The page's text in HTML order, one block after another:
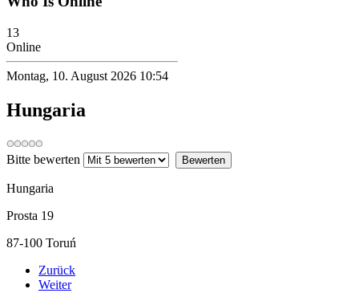
13
Online
Montag, 10. August 2026 10:54
Hungaria
Bitte bewerten
Hungaria
Prosta 19
87-100 Toruń
Zurück
Weiter